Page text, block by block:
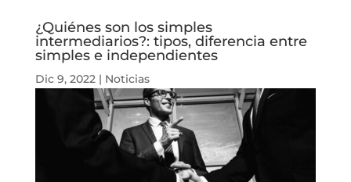
¿Quiénes son los simples
intermediarios?: tipos, diferencia entre
simples e independientes
Dic 9, 2022| Noticias